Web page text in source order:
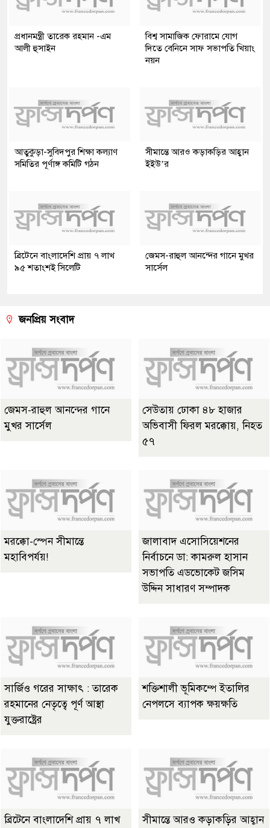
প্রধানমন্ত্রী তারেক রহমান -এম
আলী হুসাইন
বিশ্ব সামাজিক ফোরামে যোগ
দিতে বেনিনে সাফ সভাপতি খিয়াং
নয়ন
আতুকুড়া-সুবিদপুর শিক্ষা কল্যাণ
সমিতির পূর্ণাঙ্গ কমিটি গঠন
সীমান্তে আরও কড়াকড়ির আহ্বান
ইইউ’র
ব্রিটেনে বাংলাদেশি প্রায় ৭ লাখ
৯৫ শতাংশই সিলেটি
জেমস-রাহুল আনন্দের গানে মুখর
সার্সেল
জনপ্রিয় সংবাদ
জেমস-রাহুল আনন্দের গানে
মুখর সার্সেল
সেউতায় ঢোকা ৪৮ হাজার
অভিবাসী ফিরল মরক্কোয়, নিহত
৫৭
মরক্কো-স্পেন সীমান্তে
মহাবিপর্যয়!
জালাবাদ এসোসিয়েশনের
নির্বাচনে ডা: কামরুল হাসান
সভাপতি এডভোকেট জসিম
উদ্দিন সাধারণ সম্পাদক
সার্জিও গরের সাক্ষাৎ : তারেক
রহমানের নেতৃত্বে পূর্ণ আস্থা
যুক্তরাষ্ট্রের
শক্তিশালী ভূমিকম্পে ইতালির
নেপলসে ব্যাপক ক্ষয়ক্ষতি
ব্রিটেনে বাংলাদেশি প্রায় ৭ লাখ সীমান্তে আরও কড়াকড়ির আহ্বান